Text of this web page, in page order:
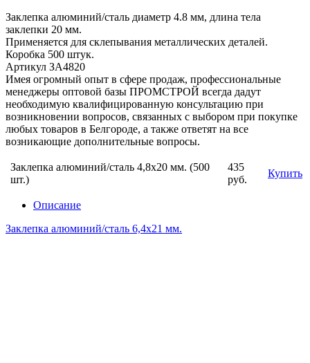
Заклепка алюминий/сталь диаметр 4.8 мм, длина тела
заклепки 20 мм.
Применяется для склепывания металлических деталей.
Коробка 500 штук.
Артикул ЗА4820
Имея огромный опыт в сфере продаж, профессиональные
менеджеры оптовой базы ПРОМСТРОЙ всегда дадут
необходимую квалифицированную консультацию при
возникновении вопросов, связанных с выбором при покупке
любых товаров в Белгороде, а также ответят на все
возникающие дополнительные вопросы.
Заклепка алюминий/сталь 4,8х20 мм. (500
шт.)
435
руб.
Купить
Описание
Заклепка алюминий/сталь 6,4х21 мм.